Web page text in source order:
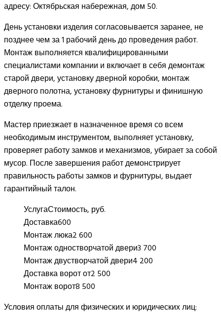
адресу: Октябрьская набережная, дом 50.
День установки изделия согласовывается заранее, не
позднее чем за 1 рабочий день до проведения работ.
Монтаж выполняется квалифицированными
специалистами компании и включает в себя демонтаж
старой двери, установку дверной коробки, монтаж
дверного полотна, установку фурнитуры и финишную
отделку проема.
Мастер приезжает в назначенное время со всем
необходимым инструментом, выполняет установку,
проверяет работу замков и механизмов, убирает за собой
мусор. После завершения работ демонстрирует
правильность работы замков и фурнитуры, выдает
гарантийный талон.
УслугаСтоимость, руб.
Доставка600
Монтаж люка2 600
Монтаж одностворчатой двери3 700
Монтаж двустворчатой двери4 200
Доставка ворот от2 500
Монтаж ворот8 500
Условия оплаты для физических и юридических лиц: